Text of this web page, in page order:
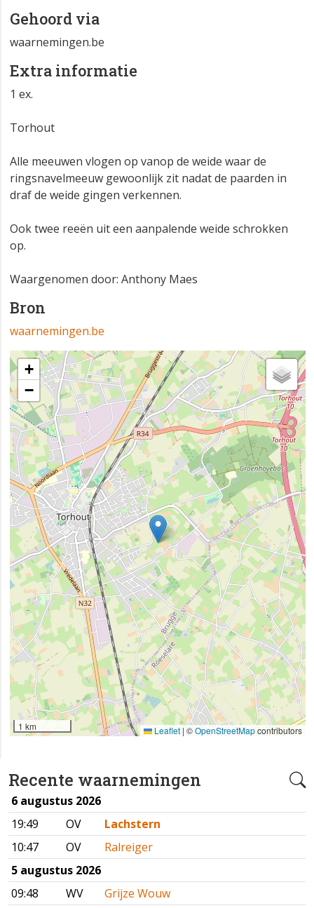
Recente waarnemingen
6 augustus 2026
19:49
OV
Lachstern
10:47
OV
Ralreiger
5 augustus 2026
09:48
WV
Grijze Wouw
Gehoord via
waarnemingen.be
Extra informatie
1 ex.
Torhout
Alle meeuwen vlogen op vanop de weide waar de
ringsnavelmeeuw gewoonlijk zit nadat de paarden in
draf de weide gingen verkennen.
Ook twee reeën uit een aanpalende weide schrokken
op.
Waargenomen door: Anthony Maes
Bron
waarnemingen.be
+
−
1 km Leaflet | ©OpenStreetMapcontributors